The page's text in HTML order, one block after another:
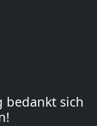
bedankt sich